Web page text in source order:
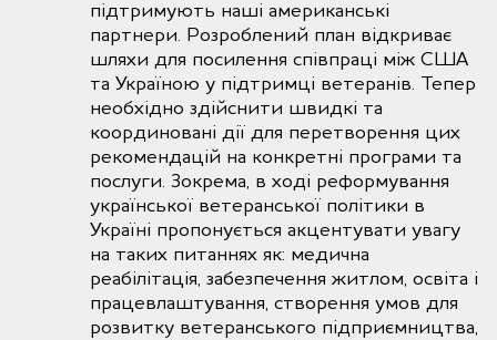
підтримують наші американські
партнери. Розроблений план відкриває
шляхи для посилення співпраці між США
та Україною у підтримці ветеранів. Тепер
необхідно здійснити швидкі та
координовані дії для перетворення цих
рекомендацій на конкретні програми та
послуги. Зокрема, в ході реформування
української ветеранської політики в
Україні пропонується акцентувати увагу
на таких питаннях як: медична
реабілітація, забезпечення житлом, освіта і
працевлаштування, створення умов для
розвитку ветеранського підприємництва,